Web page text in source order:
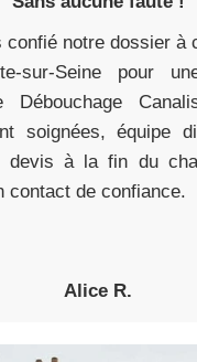
confié notre dossier à
sur-Seine pour
Débouchage
soignées, équipe
devis à la fin du
contact de confiance.
Alice R.